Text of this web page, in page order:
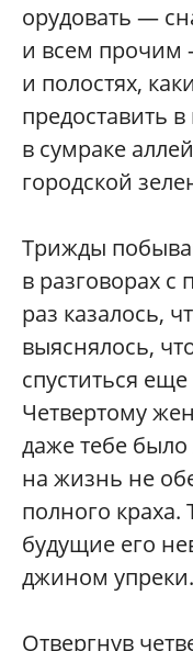
орудовать —
и всем прочим
и полостях,
предоставить
в сумраке
городской
Трижды
в разговорах
раз казалось,
выяснялось,
спуститься
Четвертому
даже тебе
на жизнь не
полного
будущие его
джином упреки.
Отвергнув